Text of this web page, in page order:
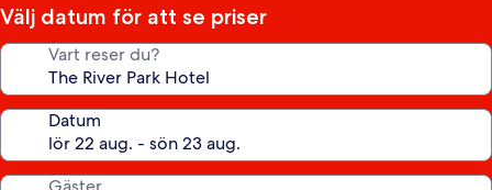
Välj datum för att se priser
Vart reser du?
Datum